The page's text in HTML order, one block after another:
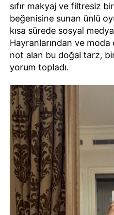
sıfır makyaj ve filtresiz
beğenisine sunan ünlü
kısa sürede sosyal
Hayranlarından ve
not alan bu doğal tarz,
yorum topladı.